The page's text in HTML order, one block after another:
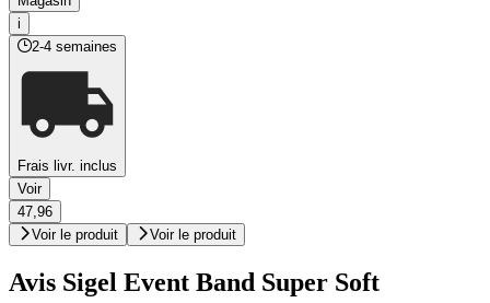
i
2-4 semaines
Frais livr. inclus
Voir
47,96
Voir le produit
Voir le produit
Avis Sigel Event Band Super Soft